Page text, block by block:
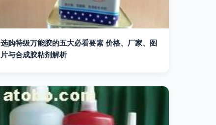
选购特级万能胶的五大必看要素 价格、厂家、图
片与合成胶粘剂解析